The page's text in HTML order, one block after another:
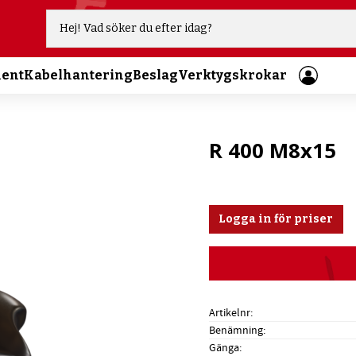
KabelhanteringBeslagVerktygskrokar
R 400 M8x15
Logga in för priser
Artikelnr
Benämning
Gänga